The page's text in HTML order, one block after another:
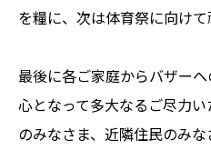
を糧に、次は体育祭に向け
最後に各ご家庭からバザー
心となって多大なるご尽力い
のみなさま、近隣住民のみな